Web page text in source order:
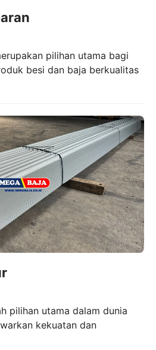
pilihan utama bagi
besi dan baja berkualitas
pilihan utama dalam dunia
kekuatan dan